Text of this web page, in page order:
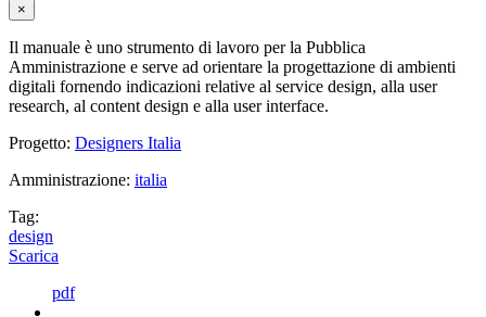
×
Il manuale è uno strumento di lavoro per la Pubblica
Amministrazione e serve ad orientare la progettazione di ambienti
digitali fornendo indicazioni relative al service design, alla user
research, al content design e alla user interface.
Progetto: Designers Italia
Amministrazione: italia
Tag:
design
Scarica
pdf